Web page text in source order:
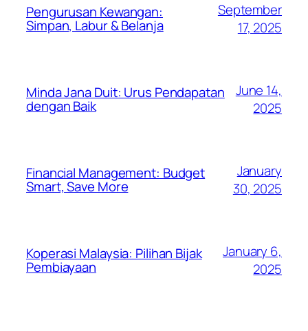
Pengurusan Kewangan:
Simpan, Labur & Belanja
September
17, 2025
Minda Jana Duit: Urus Pendapatan
dengan Baik
June 14,
2025
Financial Management: Budget
Smart, Save More
January
30, 2025
Koperasi Malaysia: Pilihan Bijak
Pembiayaan
January 6,
2025